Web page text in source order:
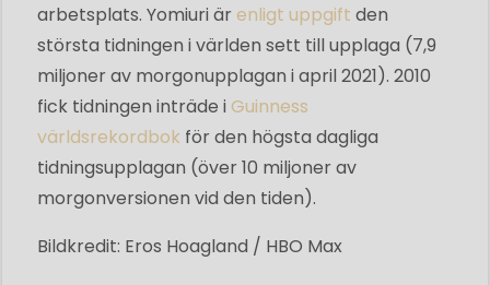
arbetsplats. Yomiuri ärenligt uppgift den
största tidningen i världen sett till upplaga (7,9
miljoner av morgonupplagan i april 2021). 2010
fick tidningen inträde i Guinness
världsrekordbok för den högsta dagliga
tidningsupplagan (över 10 miljoner av
morgonversionen vid den tiden).
Bildkredit: Eros Hoagland / HBO Max